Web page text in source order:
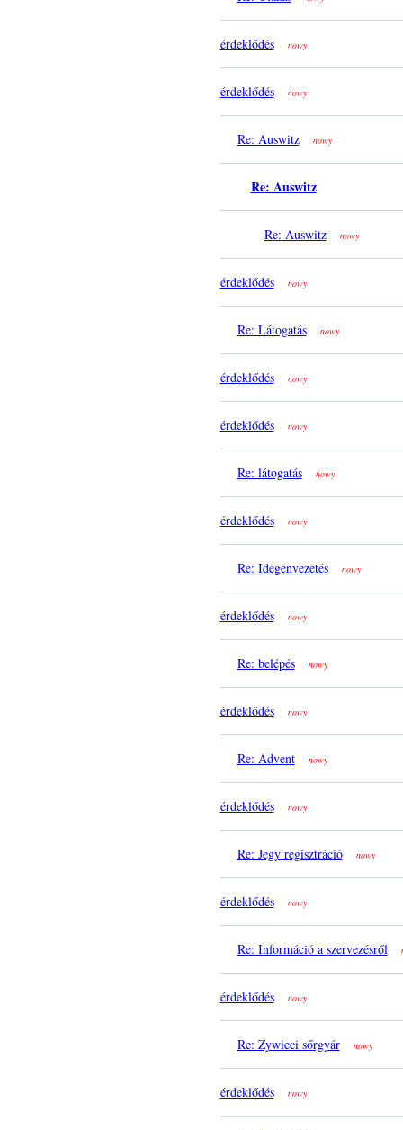
érdeklődés nowy
érdeklődés nowy
Re: Auswitz nowy
Re: Auswitz
Re: Auswitz nowy
érdeklődés nowy
Re: Látogatás nowy
érdeklődés nowy
érdeklődés nowy
Re: látogatás nowy
érdeklődés nowy
Re: Idegenvezetés nowy
érdeklődés nowy
Re: belépés nowy
érdeklődés nowy
Re: Advent nowy
érdeklődés nowy
Re: Jegy regisztráció nowy
érdeklődés nowy
Re: Információ a szervezésről
érdeklődés nowy
Re: Zywieci sőrgyár nowy
érdeklődés nowy